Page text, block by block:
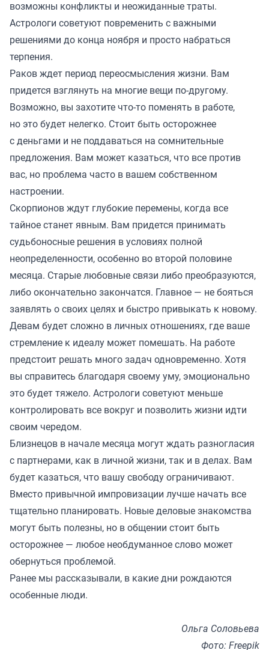
возможны конфликты и неожиданные траты.
Астрологи советуют повременить с важными
решениями до конца ноября и просто набраться
терпения.
Раков ждет период переосмысления жизни. Вам
придется взглянуть на многие вещи по-другому.
Возможно, вы захотите что-то поменять в работе,
но это будет нелегко. Стоит быть осторожнее
с деньгами и не поддаваться на сомнительные
предложения. Вам может казаться, что все против
вас, но проблема часто в вашем собственном
настроении.
Скорпионов ждут глубокие перемены, когда все
тайное станет явным. Вам придется принимать
судьбоносные решения в условиях полной
неопределенности, особенно во второй половине
месяца. Старые любовные связи либо преобразуются,
либо окончательно закончатся. Главное — не бояться
заявлять о своих целях и быстро привыкать к новому.
Девам будет сложно в личных отношениях, где ваше
стремление к идеалу может помешать. На работе
предстоит решать много задач одновременно. Хотя
вы справитесь благодаря своему уму, эмоционально
это будет тяжело. Астрологи советуют меньше
контролировать все вокруг и позволить жизни идти
своим чередом.
Близнецов в начале месяца могут ждать разногласия
с партнерами, как в личной жизни, так и в делах. Вам
будет казаться, что вашу свободу ограничивают.
Вместо привычной импровизации лучше начать все
тщательно планировать. Новые деловые знакомства
могут быть полезны, но в общении стоит быть
осторожнее — любое необдуманное слово может
обернуться проблемой.
Ранее мы рассказывали, в какие дни рождаются
особенные люди.
Ольга Соловьева
Фото: Freepik